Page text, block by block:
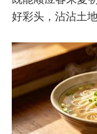
好彩头，沾沾土